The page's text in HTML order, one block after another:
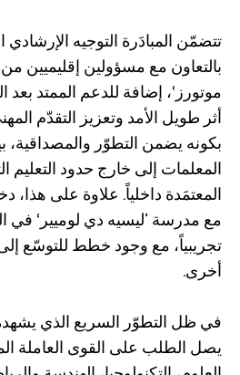
تتضمّن المبادَرة التوجيه
بالتعاون مع مسؤولين إقليميين
موتورز‘، إضافة للدعم الممتد
أثر طويل الأمد وتعزيز التقدّم
بكونه يضمن التطوّر والمصداقية،
المعلمات إلى خارج حدود التعليم
المعتمَدة داخلياً. علاوة على هذا،
مع مدرسة ’ليسيه دي لوميير‘ في
تجريبياً، مع وجود خطط للتوسّع
أخرى.
في ظل التطوّر السريع الذي
يصل الطلب على القوى العاملة